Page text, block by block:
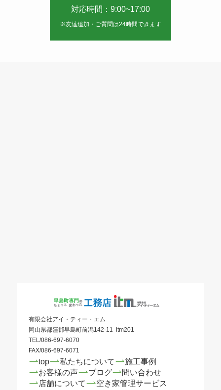
対応時間：9:00~17:00
※友達追加・ご質問は24時間できます
有限会社アイ・ティー・エム
岡山県都窪郡早島町前潟142-11 itm201
TEL/086-697-6070
FAX/086-697-6071
top 私たちについて
施工事例
お客様の声
ブログ
問い合わせ
店舗について
空き家管理サービス